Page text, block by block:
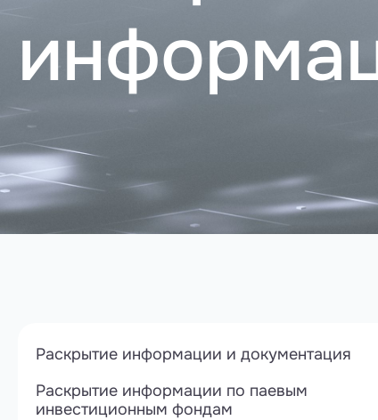
Раскрытие информации и документация
Раскрытие информации по паевым
инвестиционным фондам